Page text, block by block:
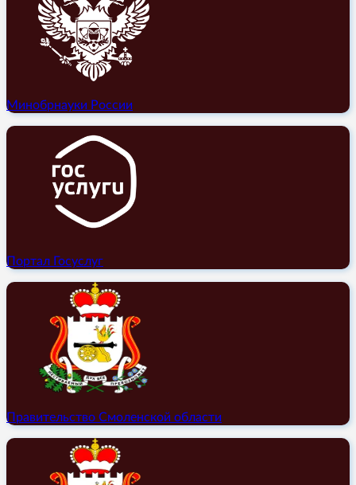
Минобрнауки России
Портал Госуслуг
Правительство Смоленской области